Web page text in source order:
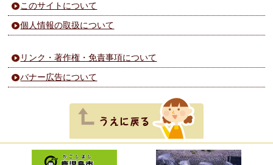
このサイトについて
個人情報の取扱について
リンク・著作権・免責事項について
バナー広告について